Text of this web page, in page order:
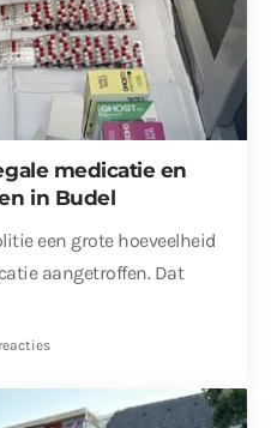
medicatie en
in Budel
een grote hoeveelheid
aangetroffen. Dat